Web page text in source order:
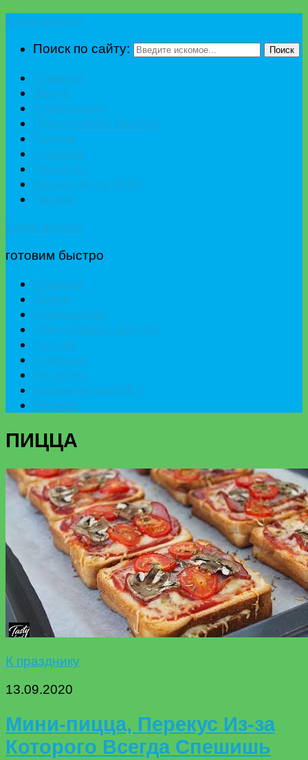
Поиск по сайту:
Поиск
готовим быстро
ПИЦЦА
К празднику
13.09.2020
Мини-пицца, Перекус Из-за
Которого Всегда Спешишь